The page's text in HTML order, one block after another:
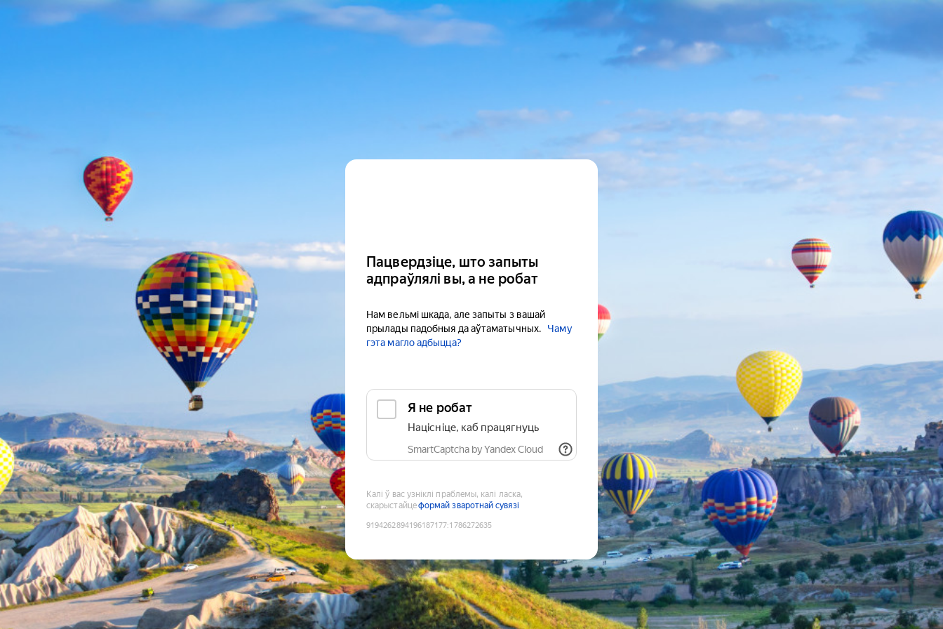
Пацвердзіце, што запыты
адпраўлялі вы, а не робат
Нам вельмі шкада, але запыты з вашай
прылады падобныя да аўтаматычных.
Чаму
гэта магло адбыцца?
Я не робат
Націсніце, каб працягнуць
SmartCaptcha by Yandex Cloud
Калі ў вас узніклі праблемы, калі ласка,
скарыстайцеформай зваротнай сувязі
9194262894196187177:1786272635